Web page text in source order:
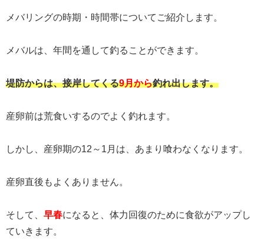
メバリングの時期・時間帯についてご紹介します。
メバルは、年間を通して釣ることができます。
堤防からは、接岸してくる9月から釣れ出します。
産卵前は荒食いするのでよく釣れます。
しかし、産卵期の12～1月は、あまり喰わなくなります。
産卵直後もよくありません。
そして、 早春になると、体力回復のために食欲がアップし
ていきます。